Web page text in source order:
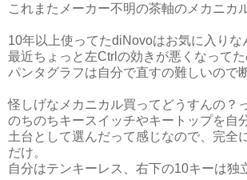
これまたメーカー不明の茶軸のメカニカル
10年以上使ってたdiNovoはお気に入りな
最近ちょっと左Ctrlの効きが悪くなって
パンタグラフは自分で直すの難しいので
怪しげなメカニカル買ってどうすんの？
のちのちキースイッチやキートップを自
土台として選んだって感じなので、完全
だけ。
自分はテンキーレス、右下の10キーは独